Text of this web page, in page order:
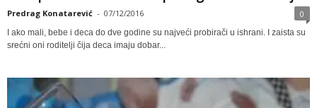
Predrag Konatarević - 07/12/2016 0
I ako mali, bebe i deca do dve godine su najveći probirači u ishrani. I zaista su
srećni oni roditelji čija deca imaju dobar...